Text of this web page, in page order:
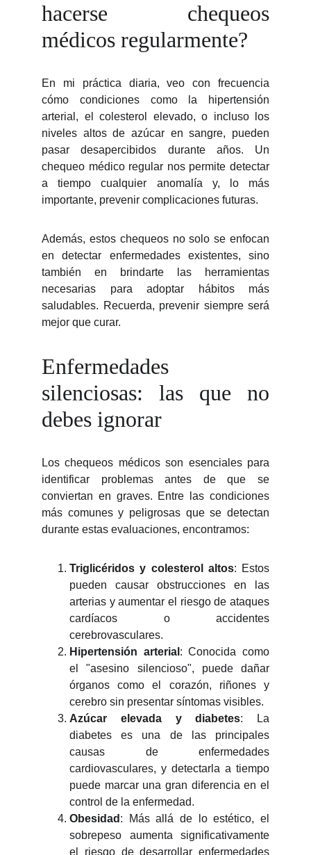
hacerse chequeos
médicos regularmente?
En mi práctica diaria, veo con frecuencia
cómo condiciones como la hipertensión
arterial, el colesterol elevado, o incluso los
niveles altos de azúcar en sangre, pueden
pasar desapercibidos durante años. Un
chequeo médico regular nos permite detectar
a tiempo cualquier anomalía y, lo más
importante, prevenir complicaciones futuras.
Además, estos chequeos no solo se enfocan
en detectar enfermedades existentes, sino
también en brindarte las herramientas
necesarias para adoptar hábitos más
saludables. Recuerda, prevenir siempre será
mejor que curar.
Enfermedades
silenciosas: las que no
debes ignorar
Los chequeos médicos son esenciales para
identificar problemas antes de que se
conviertan en graves. Entre las condiciones
más comunes y peligrosas que se detectan
durante estas evaluaciones, encontramos:
Triglicéridos y colesterol altos: Estos
pueden causar obstrucciones en las
arterias y aumentar el riesgo de ataques
cardíacos o accidentes
cerebrovasculares.
Hipertensión arterial : Conocida como
el "asesino silencioso", puede dañar
órganos como el corazón, riñones y
cerebro sin presentar síntomas visibles.
Azúcar elevada y diabetes: La
diabetes es una de las principales
causas de enfermedades
cardiovasculares, y detectarla a tiempo
puede marcar una gran diferencia en el
control de la enfermedad.
Obesidad : Más allá de lo estético, el
sobrepeso aumenta significativamente
el riesgo de desarrollar enfermedades